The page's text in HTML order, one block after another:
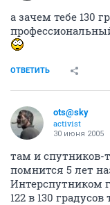
а зачем тебе 130
ОТВЕТИТЬ
ots@sky
activist
30 июня 2005
там и спутников-
помнится 5 лет
Интерспутником
122 в 130